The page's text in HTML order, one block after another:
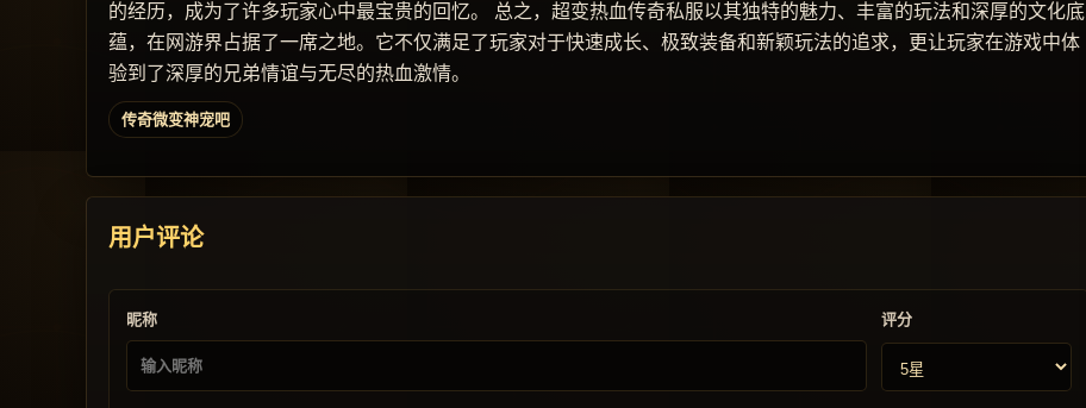
的经历，成为了许多玩家心中最宝贵的回忆。 总之，超变热血传奇私服以其独特的魅力、丰富的玩法和深厚的文化底
蕴，在网游界占据了一席之地。它不仅满足了玩家对于快速成长、极致装备和新颖玩法的追求，更让玩家在游戏中体
验到了深厚的兄弟情谊与无尽的热血激情。
传奇微变神宠吧
用户评论
昵称 评分